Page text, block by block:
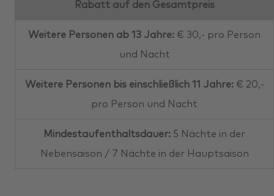
Rabatt auf den Gesamtpreis
Weitere Personen ab 13 Jahre: € 30,- pro Person
und Nacht
Weitere Personen bis einschließlich 11 Jahre:€ 20,-
pro Person und Nacht
Mindestaufenthaltsdauer: 5 Nächte in der
Nebensaison / 7 Nächte in der Hauptsaison